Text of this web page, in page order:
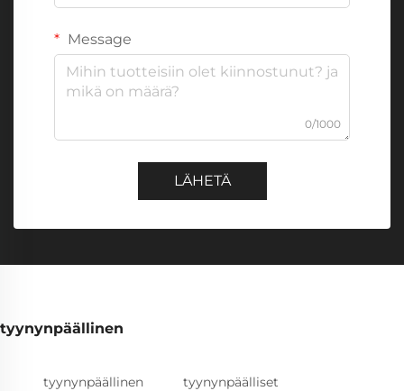
Message
0/1000
LÄHETÄ
tyynynpäällinen
tyynynpäällinen tyynynpäälliset